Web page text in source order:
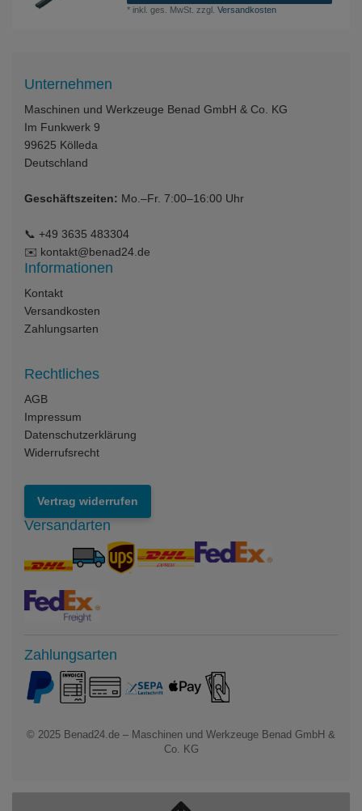
* inkl. ges. MwSt. zzgl.Versandkosten
Unternehmen
Maschinen und Werkzeuge Benad GmbH & Co. KG
Im Funkwerk 9
99625 Kölleda
Deutschland
Geschäftszeiten: Mo.–Fr. 7:00–16:00 Uhr
📞 +49 3635 483304
✉️ kontakt@benad24.de
Informationen
Kontakt
Versandkosten
Zahlungsarten
Rechtliches
AGB
Impressum
Datenschutzerklärung
Widerrufsrecht
Vertrag widerrufen
Versandarten
Zahlungsarten
© 2025 Benad24.de – Maschinen und Werkzeuge Benad GmbH &
Co. KG